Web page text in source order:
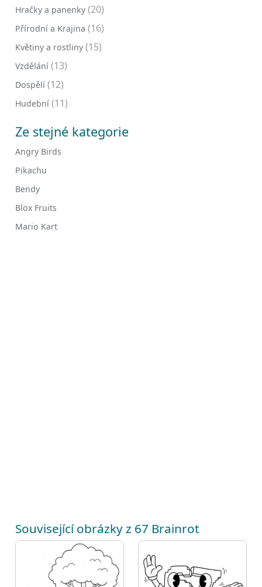
Hračky a panenky (20)
Přírodní a Krajina (16)
Květiny a rostliny (15)
Vzdělání (13)
Dospělí (12)
Hudební (11)
Ze stejné kategorie
Angry Birds
Pikachu
Bendy
Blox Fruits
Mario Kart
Související obrázky z 67 Brainrot